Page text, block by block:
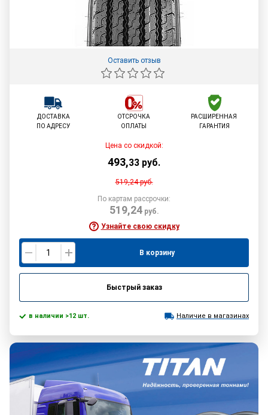
Оставить отзыв
ДОСТАВКА
ПО АДРЕСУ
ОТСРОЧКА
ОПЛАТЫ
РАСШИРЕННАЯ
ГАРАНТИЯ
Цена со скидкой:
493,33 руб.
519,24руб.
По картам рассрочки:
519,24руб.
Узнайте свою скидку
В корзину
Быстрый заказ
в наличии >12 шт. Наличие в магазинах